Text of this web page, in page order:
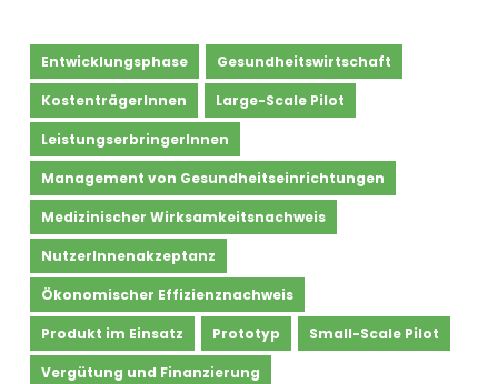
Entwicklungsphase Gesundheitswirtschaft
KostenträgerInnen Large-Scale Pilot
LeistungserbringerInnen
Management von Gesundheitseinrichtungen
Medizinischer Wirksamkeitsnachweis
NutzerInnenakzeptanz
Ökonomischer Effizienznachweis
Produkt im Einsatz Prototyp Small-Scale Pilot
Vergütung und Finanzierung